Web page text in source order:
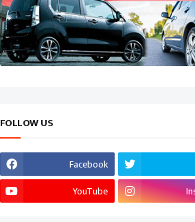
FOLLOW US
Facebook
YouTube